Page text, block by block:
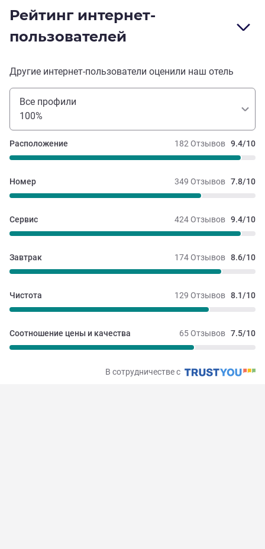
Рейтинг интернет-
пользователей
Другие интернет-пользователи оценили наш отель
Все профили
100%
182 Отзывов 9.4/10
Расположение
349 Отзывов 7.8/10
Номер
424 Отзывов 9.4/10
Сервис
174 Отзывов 8.6/10
Завтрак
129 Отзывов 8.1/10
Чистота
65 Отзывов 7.5/10
Соотношение цены и качества
В сотрудничестве с